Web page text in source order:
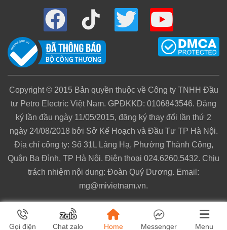
Bộ lọc chính: Loại bỏ các hạt lớn như lông thú
cưng, bụi bẩn hay phấn hoa.
Bộ lọc hiệu suất cao của Xiaomi: Đạt hiệu quả
loại bỏ đến 99.98% bụi mịn 0,3μm, xử lý tốt
PM2.5, phấn hoa và cả khói thuốc lá thụ động.
Than hoạt tính cao cấp: Nhờ cấu trúc xốp, lớp
học này có khả năng hấp thụ mạnh mẽ
formaldehyde, TVOCs cùng mùi hôi khó chịu
trong sinh hoạt hàng ngày.
Tia UV: Khử khuẩn, loại bỏ virus, đảm bảo vệ
sinh cho bộ lọc và không khí đi qua.
Ion âm tươi: Thổi luồng khí giàu ion âm, mang
lại cảm giác trong lành như đang hòa mình giữa
Copyright © 2015 Bản quyền thuộc về Công ty TNHH Đầu
tư Petro Electric Việt Nam. GPĐKKD: 0106843546. Đăng
ký lần đầu ngày 11/05/2015, đăng ký thay đổi lần thứ 2
ngày 24/08/2018 bởi Sở Kế Hoạch và Đầu Tư TP Hà Nội.
Địa chỉ công ty: Số 31L Láng Hạ, Phường Thành Công,
Quận Ba Đình, TP Hà Nội. Điện thoại 024.6260.5432. Chịu
trách nhiệm nội dung: Đoàn Quý Dương. Email:
mg@mivietnam.vn.
Gọi điện Chat zalo Home Messenger Menu